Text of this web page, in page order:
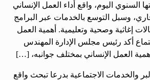
السنوي اليوم، واقع أداء العمل الإنساني
وسبل التوسع بالخدمات عبر البرامج
إغاثية وصحية وتعليمية. أهمية العمل
أكد رئيس مجلس الإدارة المهندس
العمل الإنساني بمختلف جوانبه، […]
والخدمات الاجتماعية بدرعا تبحث واقع